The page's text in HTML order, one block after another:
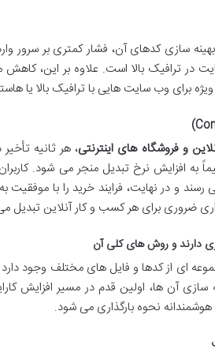
سازی کدهای آن، فشار کمتری بر سرور
در ترافیک بالا است. علاوه بر این،
ویژه برای وب سایت هایی با ترافیک بالا یا
و فروشگاه های اینترنتی، هر ثانیه
به افزایش نرخ تبدیل منجر می شود.
و در نهایت، فرایند خرید را با
ضروری برای هر کسب و کار آنلاین تبدیل
دارند و روش های کلی آن
از کدها و فایل های مختلف وجود دارد
سازی آن ها، اولین قدم در مسیر افزایش
نحوه بارگذاری می شود.